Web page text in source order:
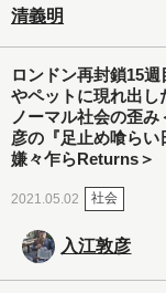
清義明
ロンドン再封鎖15週
やペットに現れ出し
ノーマル社会の歪み
彦の『足止め喰らい
嫌々乍らReturns＞
2021.05.02 社会
入江敦彦